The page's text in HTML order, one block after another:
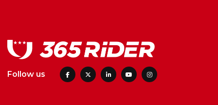
Follow us